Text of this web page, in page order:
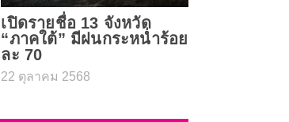
เปิดรายชื่อ 13 จังหวัด
“ภาคใต้” มีฝนกระหนํ่าร้อย
ละ 70
22 ตุลาคม 2568